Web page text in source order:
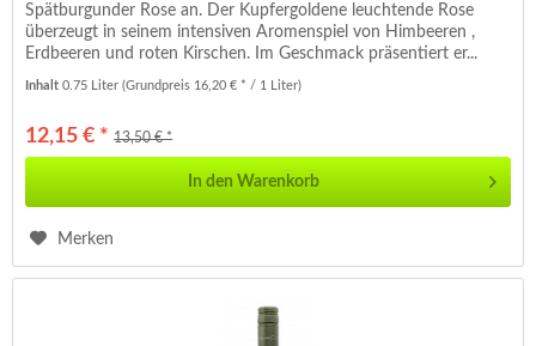
Spätburgunder Rose an. Der Kupfergoldene leuchtende Rose
überzeugt in seinem intensiven Aromenspiel von Himbeeren ,
Erdbeeren und roten Kirschen. Im Geschmack präsentiert er...
Inhalt0.75 Liter(Grundpreis 16,20 € * / 1 Liter)
12,15 € * 13,50 € *
In den Warenkorb
Merken